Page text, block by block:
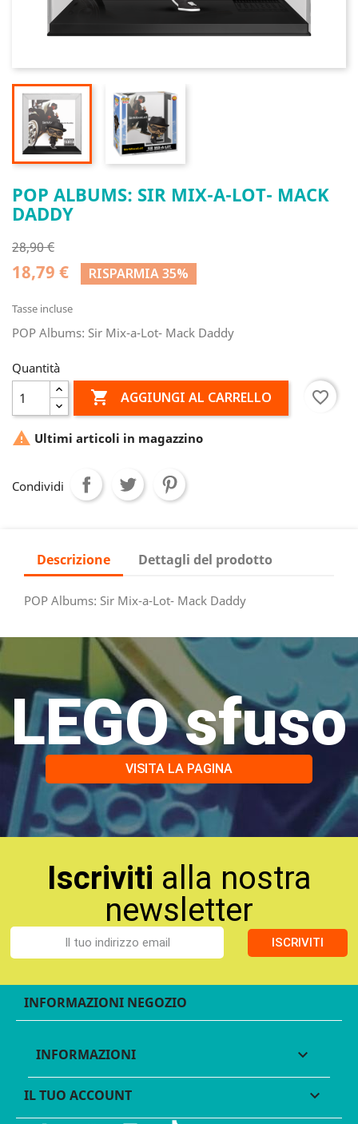
POP ALBUMS: SIR MIX-A-LOT- MACK
DADDY
28,90 €
18,79 € RISPARMIA 35%
Tasse incluse
POP Albums: Sir Mix-a-Lot- Mack Daddy
Quantità
 AGGIUNGI AL CARRELLO favorite_border
 Ultimi articoli in magazzino
Condividi
Descrizione Dettagli del prodotto
POP Albums: Sir Mix-a-Lot- Mack Daddy
LEGO sfuso
VISITA LA PAGINA
Iscriviti alla nostra
newsletter
ISCRIVITI
INFORMAZIONI NEGOZIO
INFORMAZIONI 
IL TUO ACCOUNT 